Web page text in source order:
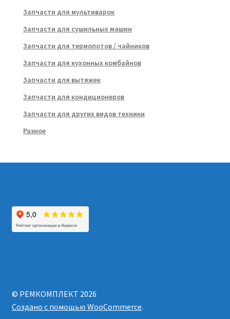
Запчасти для мультиварок
Запчасти для сушильных машин
Запчасти для термопотов / чайников
Запчасти для кухонных комбайнов
Запчасти для вытяжек
Запчасти для кондиционеров
Запчасти для других видов техники
Разное
© РЕМКОМПЛЕКТ 2026
Создано с помощью WooCommerce.